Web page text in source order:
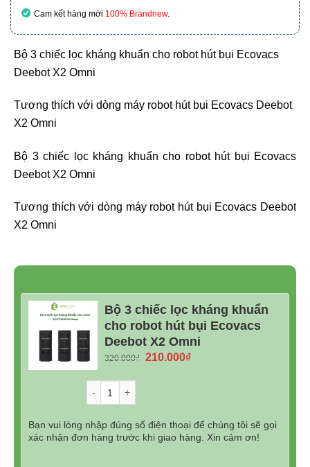
Cam kết hàng mới 100% Brandnew.
Bộ 3 chiếc lọc kháng khuẩn cho robot hút bụi Ecovacs
Deebot X2 Omni
Tương thích với dòng máy robot hút bụi Ecovacs Deebot
X2 Omni
Bộ 3 chiếc lọc kháng khuẩn cho robot hút bụi Ecovacs
Deebot X2 Omni
Tương thích với dòng máy robot hút bụi Ecovacs Deebot
X2 Omni
Bộ 3 chiếc lọc kháng khuẩn
cho robot hút bụi Ecovacs
Deebot X2 Omni
320.000₫ Giá
210.000₫Giá
Bạn vui lòng nhập đúng số điện thoại để chúng tôi sẽ gọi
xác nhận đơn hàng trước khi giao hàng. Xin cảm ơn!